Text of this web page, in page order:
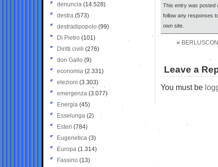
This entry was posted
follow any responses
own site.
«
Leave a
You must be
denuncia (14.528)
destra (573)
destradipopolo (99)
Di Pietro (101)
Diritti civili (276)
don Gallo (9)
economia (2.331)
elezioni (3.303)
emergenza (3.077)
Energia (45)
Esselunga (2)
Esteri (784)
Eugenetica (3)
Europa (1.314)
Fassino (13)